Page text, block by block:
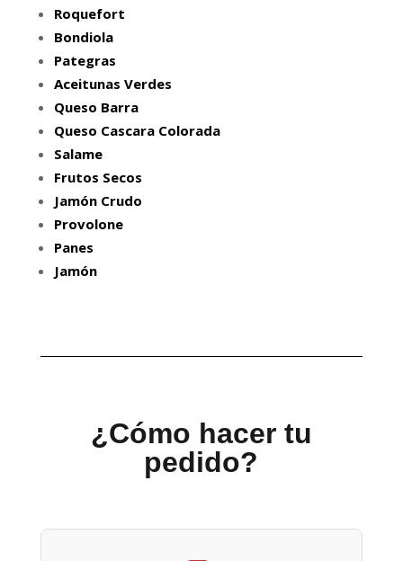
Roquefort
Bondiola
Pategras
Aceitunas Verdes
Queso Barra
Queso Cascara Colorada
Salame
Frutos Secos
Jamón Crudo
Provolone
Panes
Jamón
¿Cómo hacer tu
pedido?